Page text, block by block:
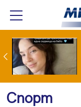
Лияна пропищя от изкуствения интелект
Спорт